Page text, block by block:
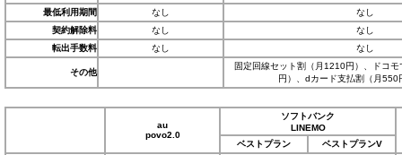
最低利用期間
なし
なし
契約解除料
なし
なし
転出手数料
なし なし
その他
固定回線セット割（月1210円）、ドコ
円）、dカード支払割（月550
au
povo2.0
ソフトバンク
LINEMO
ベストプラン
ベストプランV